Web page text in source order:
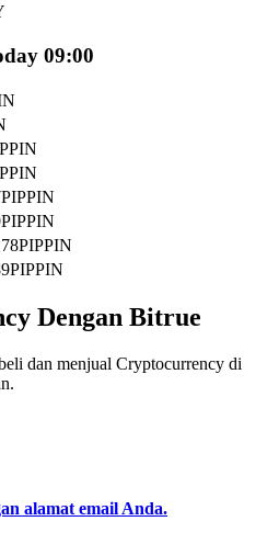
info perdagangan, dll.
09:00
PIPPIN
PIPPIN
PIPPIN
PIPPIN
Dengan Bitrue
dan menjual Cryptocurrency di
alamat email Anda.